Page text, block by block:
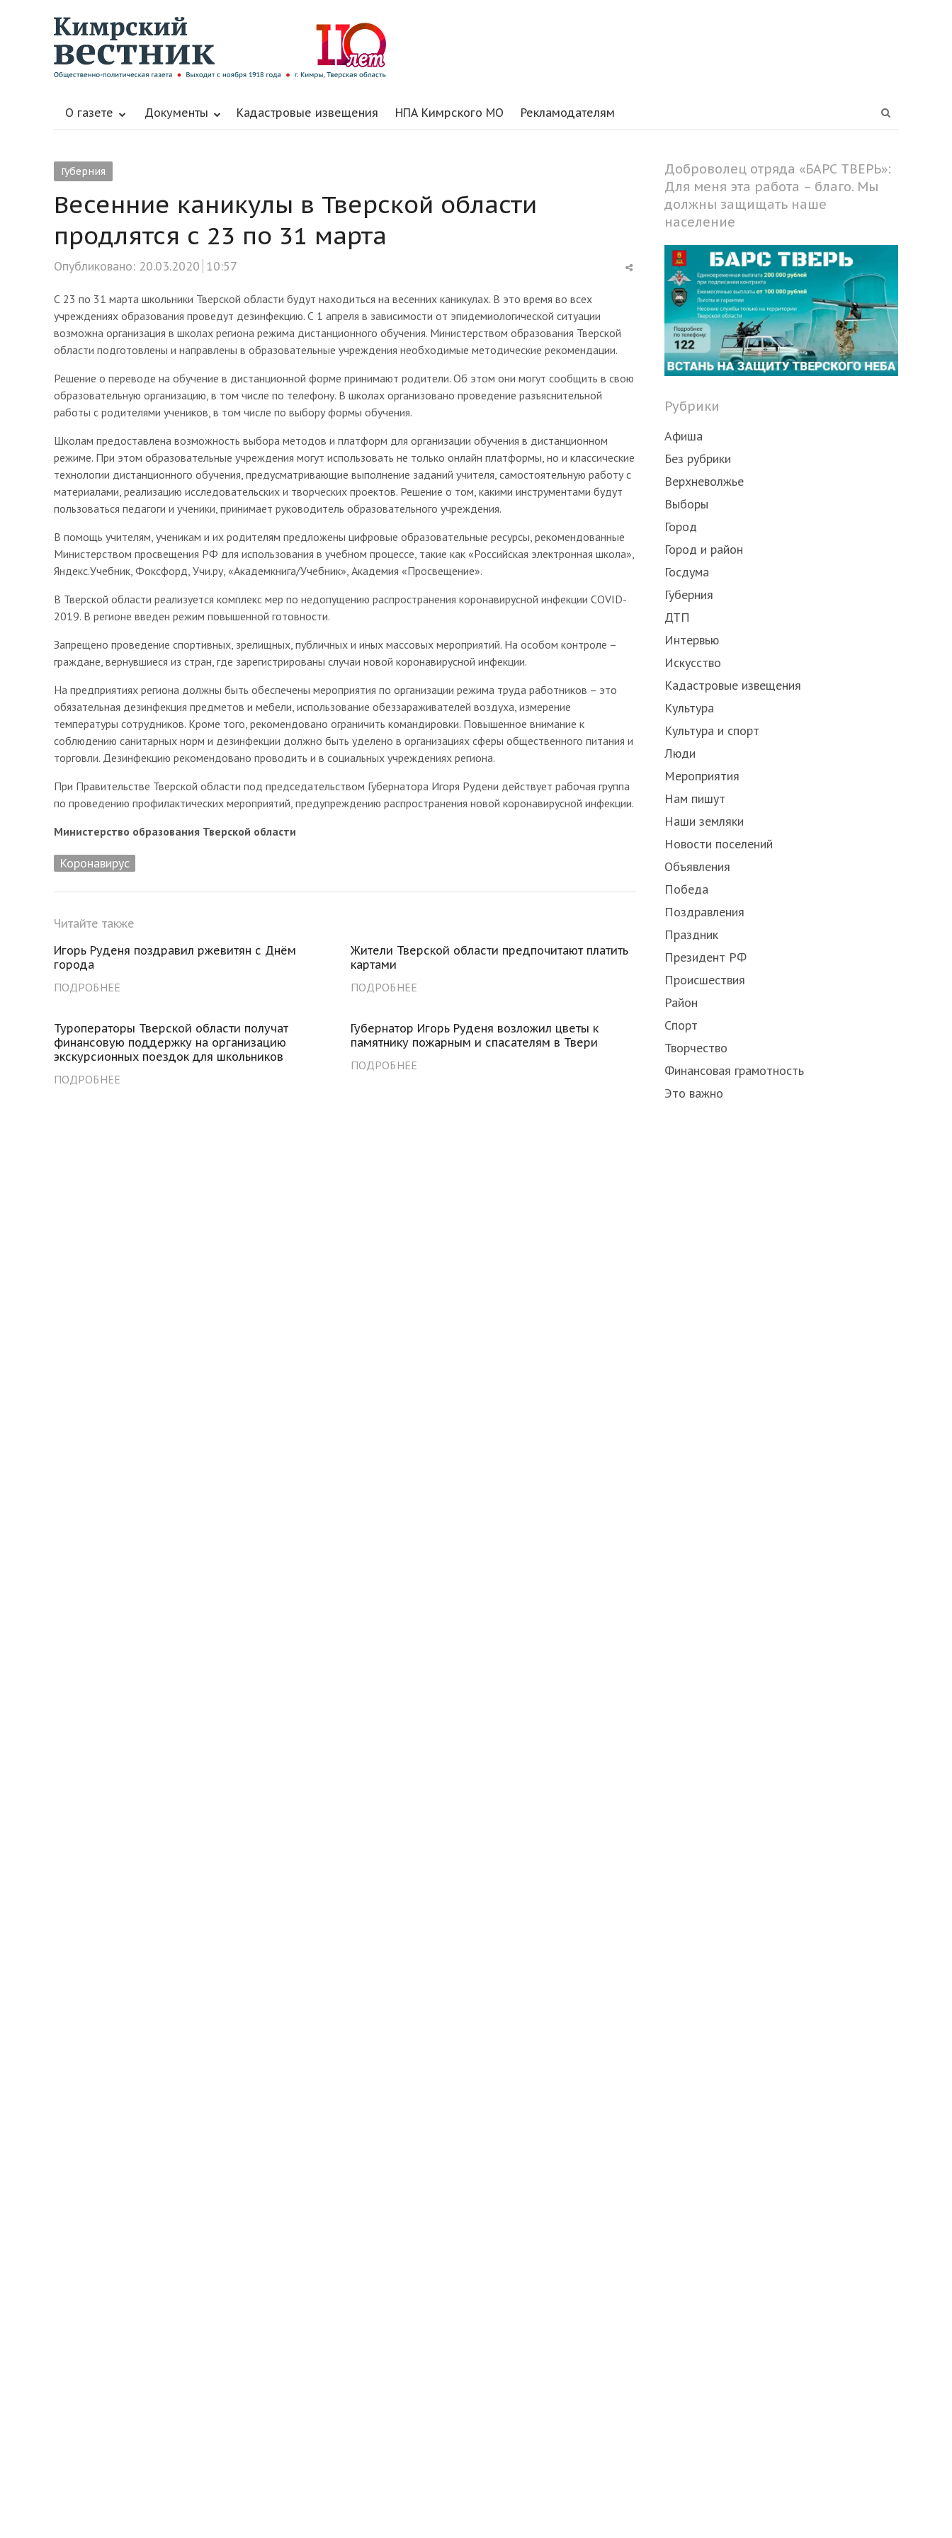
О газете Документы Кадастровые извещения НПА Кимрского МО Рекламодателям
Губерния
Весенние каникулы в Тверской области
продлятся с 23 по 31 марта
Опубликовано: 20.03.2020 10:57
Share
С 23 по 31 марта школьники Тверской области будут находиться на весенних каникулах. В это время во всех
учреждениях образования проведут дезинфекцию. С 1 апреля в зависимости от эпидемиологической ситуации
возможна организация в школах региона режима дистанционного обучения. Министерством образования Тверской
области подготовлены и направлены в образовательные учреждения необходимые методические рекомендации.
Решение о переводе на обучение в дистанционной форме принимают родители. Об этом они могут сообщить в свою
образовательную организацию, в том числе по телефону. В школах организовано проведение разъяснительной
работы с родителями учеников, в том числе по выбору формы обучения.
Школам предоставлена возможность выбора методов и платформ для организации обучения в дистанционном
режиме. При этом образовательные учреждения могут использовать не только онлайн платформы, но и классические
технологии дистанционного обучения, предусматривающие выполнение заданий учителя, самостоятельную работу с
материалами, реализацию исследовательских и творческих проектов. Решение о том, какими инструментами будут
пользоваться педагоги и ученики, принимает руководитель образовательного учреждения.
В помощь учителям, ученикам и их родителям предложены цифровые образовательные ресурсы, рекомендованные
Министерством просвещения РФ для использования в учебном процессе, такие как «Российская электронная школа»,
Яндекс.Учебник, Фоксфорд, Учи.ру, «Академкнига/Учебник», Академия «Просвещение».
В Тверской области реализуется комплекс мер по недопущению распространения коронавирусной инфекции COVID-
2019. В регионе введен режим повышенной готовности.
Запрещено проведение спортивных, зрелищных, публичных и иных массовых мероприятий. На особом контроле –
граждане, вернувшиеся из стран, где зарегистрированы случаи новой коронавирусной инфекции.
На предприятиях региона должны быть обеспечены мероприятия по организации режима труда работников – это
обязательная дезинфекция предметов и мебели, использование обеззараживателей воздуха, измерение
температуры сотрудников. Кроме того, рекомендовано ограничить командировки. Повышенное внимание к
соблюдению санитарных норм и дезинфекции должно быть уделено в организациях сферы общественного питания и
торговли. Дезинфекцию рекомендовано проводить и в социальных учреждениях региона.
При Правительстве Тверской области под председательством Губернатора Игоря Рудени действует рабочая группа
по проведению профилактических мероприятий, предупреждению распространения новой коронавирусной инфекции.
Министерство образования Тверской области
Коронавирус
Читайте также
Игорь Руденя поздравил ржевитян с Днём
города
ПОДРОБНЕЕ
Жители Тверской области предпочитают платить
картами
ПОДРОБНЕЕ
Туроператоры Тверской области получат
финансовую поддержку на организацию
экскурсионных поездок для школьников
ПОДРОБНЕЕ
Губернатор Игорь Руденя возложил цветы к
памятнику пожарным и спасателям в Твери
ПОДРОБНЕЕ
Доброволец отряда «БАРС ТВЕРЬ»:
Для меня эта работа – благо. Мы
должны защищать наше
население
Рубрики
Афиша
Без рубрики
Верхневолжье
Выборы
Город
Город и район
Госдума
Губерния
ДТП
Интервью
Искусство
Кадастровые извещения
Культура
Культура и спорт
Люди
Мероприятия
Нам пишут
Наши земляки
Новости поселений
Объявления
Победа
Поздравления
Праздник
Президент РФ
Происшествия
Район
Спорт
Творчество
Финансовая грамотность
Это важно